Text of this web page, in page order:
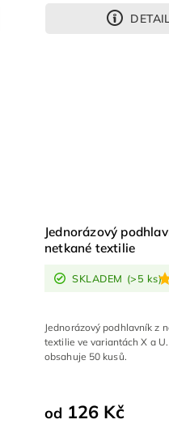
Jednorázový
netkané textilie
SKLADEM (>5 ks)
od 126 Kč
Jednorázový podhlavník z
textilie ve variantách X a
obsahuje 50 kusů.